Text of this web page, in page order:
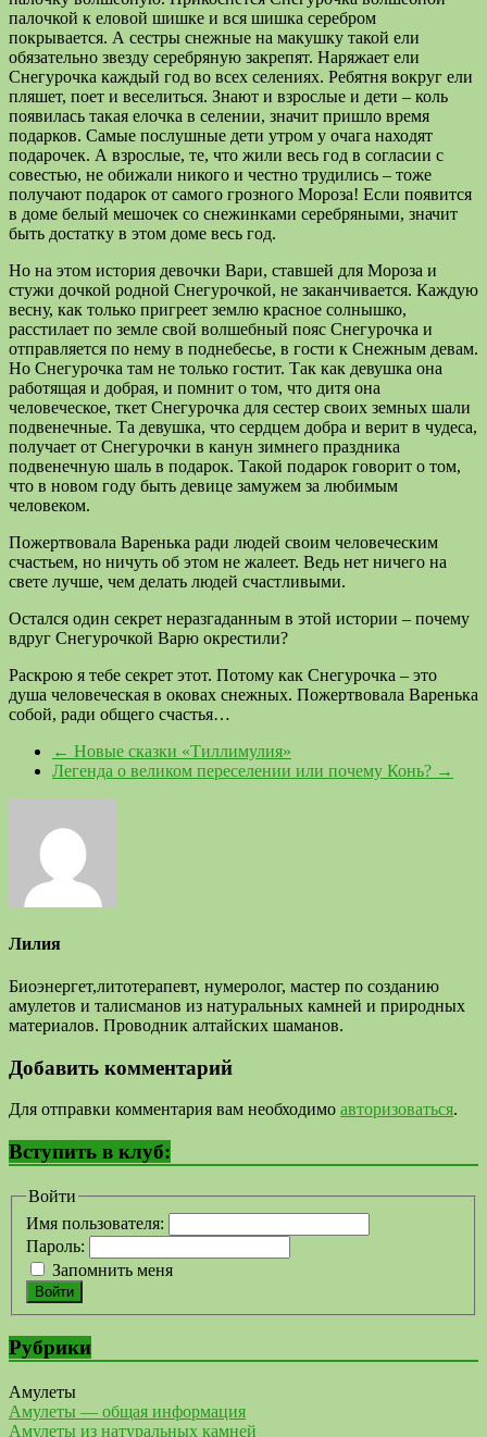
палочкой к еловой шишке и вся шишка серебром
покрывается. А сестры снежные на макушку такой ели
обязательно звезду серебряную закрепят. Наряжает ели
Снегурочка каждый год во всех селениях. Ребятня вокруг ели
пляшет, поет и веселиться. Знают и взрослые и дети – коль
появилась такая елочка в селении, значит пришло время
подарков. Самые послушные дети утром у очага находят
подарочек. А взрослые, те, что жили весь год в согласии с
совестью, не обижали никого и честно трудились – тоже
получают подарок от самого грозного Мороза! Если появится
в доме белый мешочек со снежинками серебряными, значит
быть достатку в этом доме весь год.
Но на этом история девочки Вари, ставшей для Мороза и
стужи дочкой родной Снегурочкой, не заканчивается. Каждую
весну, как только пригреет землю красное солнышко,
расстилает по земле свой волшебный пояс Снегурочка и
отправляется по нему в поднебесье, в гости к Снежным девам.
Но Снегурочка там не только гостит. Так как девушка она
работящая и добрая, и помнит о том, что дитя она
человеческое, ткет Снегурочка для сестер своих земных шали
подвенечные. Та девушка, что сердцем добра и верит в чудеса,
получает от Снегурочки в канун зимнего праздника
подвенечную шаль в подарок. Такой подарок говорит о том,
что в новом году быть девице замужем за любимым
человеком.
Пожертвовала Варенька ради людей своим человеческим
счастьем, но ничуть об этом не жалеет. Ведь нет ничего на
свете лучше, чем делать людей счастливыми.
Остался один секрет неразгаданным в этой истории – почему
вдруг Снегурочкой Варю окрестили?
Раскрою я тебе секрет этот. Потому как Снегурочка – это
душа человеческая в оковах снежных. Пожертвовала Варенька
собой, ради общего счастья…
← Новые сказки «Тиллимулия»
Легенда о великом переселении или почему Конь? →
Лилия
Биоэнергет,литотерапевт, нумеролог, мастер по созданию
амулетов и талисманов из натуральных камней и природных
материалов. Проводник алтайских шаманов.
Добавить комментарий
Для отправки комментария вам необходимо авторизоваться.
Вступить в клуб:
Войти
Имя пользователя:
Пароль:
Запомнить меня
Войти
Рубрики
Амулеты
Амулеты — общая информация
Амулеты из натуральных камней